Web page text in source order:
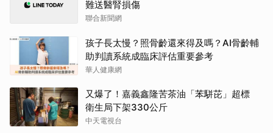
難送醫腎損傷
聯合新聞網
孩子長太慢？照骨齡還來得及嗎？AI骨齡輔
助判讀系統成臨床評估重要參考
華人健康網
又爆了！嘉義鑫隆苦茶油「苯駢芘」超標
衛生局下架330公斤
中天電視台